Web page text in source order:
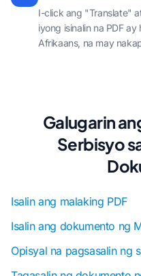
I-click ang "Translate"
iyong isinalin na PDF
Afrikaans, na may
Galugarin
Serbisyo
Isalin ang malaking PDF
Isalin ang dokumento ng
Opisyal na pagsasalin ng